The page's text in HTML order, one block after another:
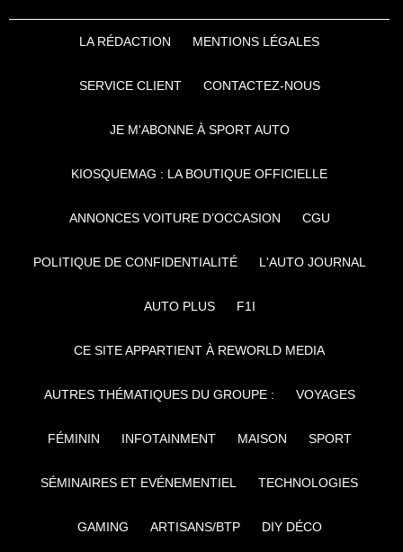
LA RÉDACTION MENTIONS LÉGALES
SERVICE CLIENT CONTACTEZ-NOUS
JE M'ABONNE À SPORT AUTO
KIOSQUEMAG : LA BOUTIQUE OFFICIELLE
ANNONCES VOITURE D’OCCASION CGU
POLITIQUE DE CONFIDENTIALITÉ L'AUTO JOURNAL
AUTO PLUS F1I
CE SITE APPARTIENT À REWORLD MEDIA
AUTRES THÉMATIQUES DU GROUPE : VOYAGES
FÉMININ INFOTAINMENT MAISON SPORT
SÉMINAIRES ET EVÉNEMENTIEL TECHNOLOGIES
GAMING ARTISANS/BTP DIY DÉCO